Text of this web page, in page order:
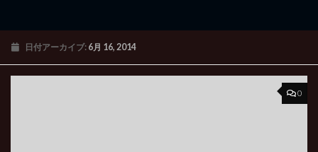
日付アーカイブ: 6月 16, 2014
0